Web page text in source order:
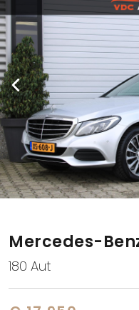
Mercedes-
180 Aut